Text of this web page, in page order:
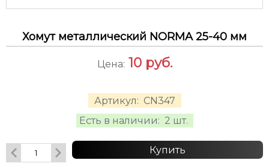
Хомут металлический NORMA 25-40 мм
Артикул: CN347
Есть в наличии: 2 шт.
Цена: 10 руб.
Купить